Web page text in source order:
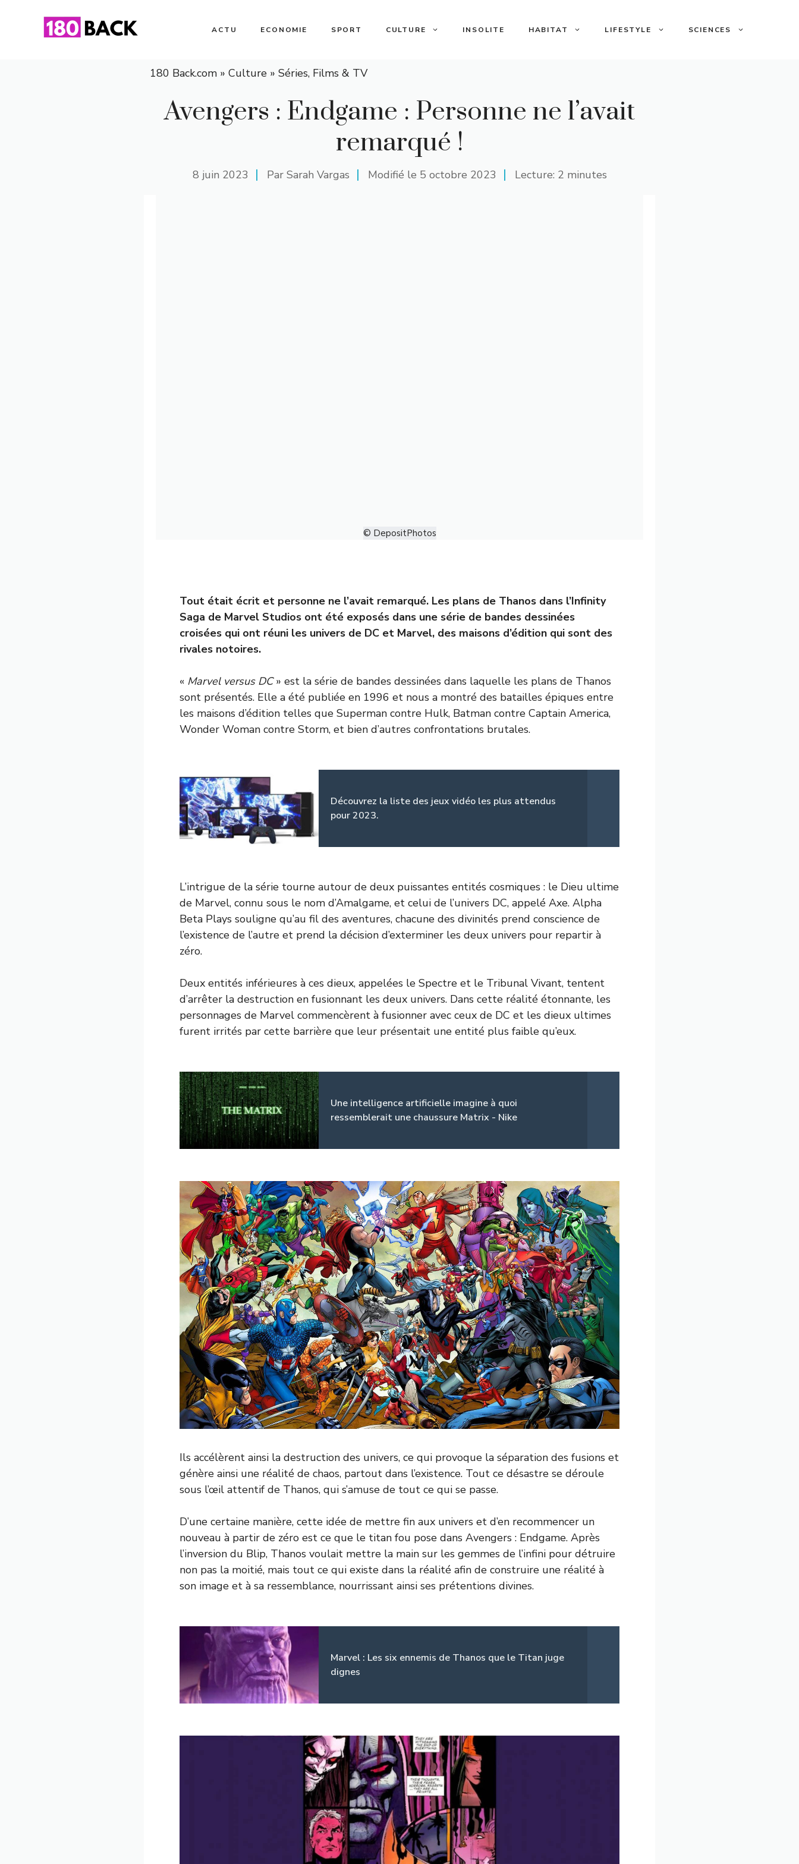
ACTU ECONOMIE SPORT CULTURE INSOLITE HABITAT LIFESTYLE SCIENCES
180 Back.com » Culture » Séries, Films & TV
Avengers : Endgame : Personne ne l’avait
remarqué !
8 juin 2023 Par Sarah Vargas Modifié le 5 octobre 2023 Lecture: 2 minutes
© DepositPhotos
Tout était écrit et personne ne l’avait remarqué. Les plans de Thanos dans l’Infinity
Saga de Marvel Studios ont été exposés dans une série de bandes dessinées
croisées qui ont réuni les univers de DC et Marvel, des maisons d’édition qui sont des
rivales notoires.
« Marvel versus DC» est la série de bandes dessinées dans laquelle les plans de Thanos
sont présentés. Elle a été publiée en 1996 et nous a montré des batailles épiques entre
les maisons d’édition telles que Superman contre Hulk, Batman contre Captain America,
Wonder Woman contre Storm, et bien d’autres confrontations brutales.
Découvrez la liste des jeux vidéo les plus attendus
pour 2023.
L’intrigue de la série tourne autour de deux puissantes entités cosmiques : le Dieu ultime
de Marvel, connu sous le nom d’Amalgame, et celui de l’univers DC, appelé Axe. Alpha
Beta Plays souligne qu’au fil des aventures, chacune des divinités prend conscience de
l’existence de l’autre et prend la décision d’exterminer les deux univers pour repartir à
zéro.
Deux entités inférieures à ces dieux, appelées le Spectre et le Tribunal Vivant, tentent
d’arrêter la destruction en fusionnant les deux univers. Dans cette réalité étonnante, les
personnages de Marvel commencèrent à fusionner avec ceux de DC et les dieux ultimes
furent irrités par cette barrière que leur présentait une entité plus faible qu’eux.
Une intelligence artificielle imagine à quoi
ressemblerait une chaussure Matrix - Nike
Ils accélèrent ainsi la destruction des univers, ce qui provoque la séparation des fusions et
génère ainsi une réalité de chaos, partout dans l’existence. Tout ce désastre se déroule
sous l’œil attentif de Thanos, qui s’amuse de tout ce qui se passe.
D’une certaine manière, cette idée de mettre fin aux univers et d’en recommencer un
nouveau à partir de zéro est ce que le titan fou pose dans Avengers : Endgame. Après
l’inversion du Blip, Thanos voulait mettre la main sur les gemmes de l’infini pour détruire
non pas la moitié, mais tout ce qui existe dans la réalité afin de construire une réalité à
son image et à sa ressemblance, nourrissant ainsi ses prétentions divines.
Marvel : Les six ennemis de Thanos que le Titan juge
dignes